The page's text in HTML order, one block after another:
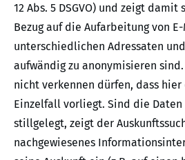
12 Abs. 5 DSGVO) und zeigt
Bezug auf die Aufarbeitung von
unterschiedlichen Adressaten
aufwändig zu anonymisieren
nicht verkennen dürfen, dass
Einzelfall vorliegt. Sind die
stillgelegt, zeigt der
nachgewiesenes